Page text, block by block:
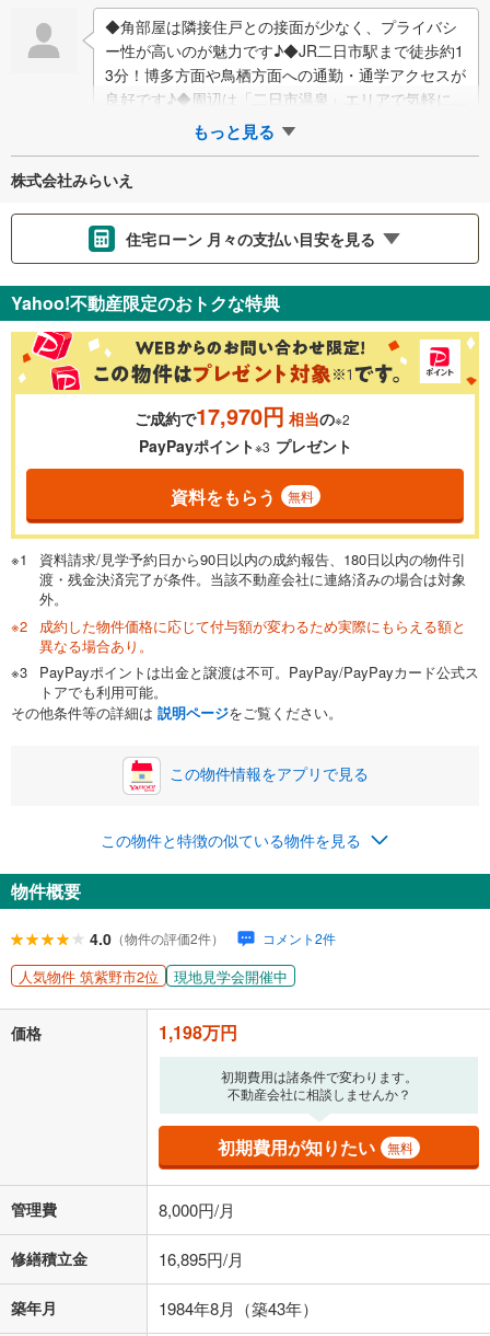
◆角部屋は隣接住戸との接面が少なく、プライバシ
ー性が高いのが魅力です♪◆JR二日市駅まで徒歩約1
3分！博多方面や鳥栖方面への通勤・通学アクセスが
良好です♪◆周辺は「二日市温泉」エリアで気軽に温
泉を楽しめます♪◆スーパーやドラッグス…
もっと見る
株式会社みらいえ
住宅ローン 月々の支払い目安を見る
金利 ％
0.01%
一般的には最長35年まで借り入れ可能です。多くの金融機関
が完済時の年齢は80歳までを条件としています。
閉じる
頭金 万円
0万円 1,198万円
自己資金から住宅購入にかけられる金額を入力してくださ
0円
年2回払いを想定しています。毎月の返済額に加えて、ボー
ナス時の増額分（1回分）を入力してください。
月々の返済額 55,993 円/月
ローン返済額 31,098円（頭金比率 0%）
＋修繕積立金 16,895円＋管理費 8,000円
上、ご自身での入力をお願いいたします。初期設定で自動入力されてい
る値は、実際の金融機関等における貸出金利とは何ら関係がなく、実際
の金融機関等における貸出金利を何ら保証するものではありません。返
済方法「元利均等返済」にて算出しております。入力された金利を35年
適用した場合の計算結果を表示しています。
その他月額費用や、初期費用がかかります。ご注意ください。実際にお
借り入れの際は各金融機関等に、必ずご自身でご確認をお願いいたしま
す。
条件によってお借り入れができないことがあります。
不動産会社に購入相談をする
Yahoo!不動産限定のおトクな特典
ご成約で17,970円 相当の※2
PayPayポイント※3 プレゼント
資料をもらう 無料
資料請求/見学予約日から90日以内の成約報告、180日以内の物件引
渡・残金決済完了が条件。当該不動産会社に連絡済みの場合は対象
外。
成約した物件価格に応じて付与額が変わるため実際にもらえる額と
異なる場合あり。
PayPayポイントは出金と譲渡は不可。PayPay/PayPayカード公式ス
トアでも利用可能。
その他条件等の詳細は 説明ページをご覧ください。
この物件情報をアプリで見る
この物件と特徴の似ている物件を見る
物件概要
4.0 （物件の評価2件） コメント2件
人気物件 筑紫野市2位 現地見学会開催中
価格 1,198万円
初期費用は諸条件で変わります。
不動産会社に相談しませんか？
初期費用が知りたい 無料
管理費 8,000円/月
修繕積立金 16,895円/月
築年月 1984年8月（築43年）